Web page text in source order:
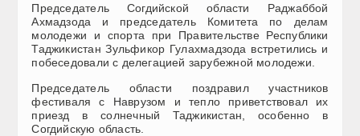
Председатель Согдийской области Раджаббой
Ахмадзода и председатель Комитета по делам
молодежи и спорта при Правительстве Республики
Таджикистан Зульфикор Гулахмадзода встретились и
побеседовали с делегацией зарубежной молодежи.
Председатель области поздравил участников
фестиваля с Наврузом и тепло приветствовал их
приезд в солнечный Таджикистан, особенно в
Согдийскую область.